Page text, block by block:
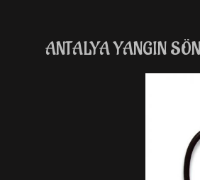
ANTALYA YANGIN